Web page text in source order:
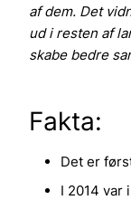
af dem. Det
ud i resten af
skabe bedre
Fakta:
Det er
I 2014 var